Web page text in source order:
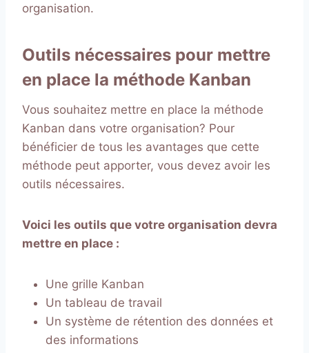
organisation.
Outils nécessaires pour mettre
en place la méthode Kanban
Vous souhaitez mettre en place la méthode
Kanban dans votre organisation? Pour
bénéficier de tous les avantages que cette
méthode peut apporter, vous devez avoir les
outils nécessaires.
Voici les outils que votre organisation devra
mettre en place :
Une grille Kanban
Un tableau de travail
Un système de rétention des données et
des informations